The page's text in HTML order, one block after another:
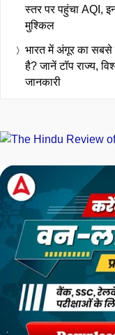
स्तर पर पहुंचा AQI,
मुश्किल
भारत में अंगूर का सबसे
है? जानें टॉप राज्य,
जानकारी